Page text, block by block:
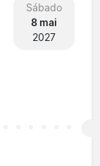
Sábado
8 mai
2027